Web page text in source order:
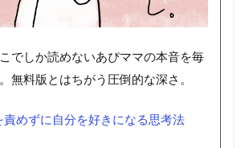
でしか読めないあぴママの本音を毎
無料版とはちがう圧倒的な深さ。
めずに自分を好きになる思考法